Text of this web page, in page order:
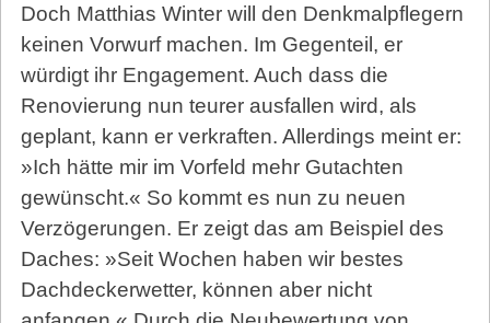
Doch Matthias Winter will den Denkmalpflegern
keinen Vorwurf machen. Im Gegenteil, er
würdigt ihr Engagement. Auch dass die
Renovierung nun teurer ausfallen wird, als
geplant, kann er verkraften. Allerdings meint er:
»Ich hätte mir im Vorfeld mehr Gutachten
gewünscht.« So kommt es nun zu neuen
Verzögerungen. Er zeigt das am Beispiel des
Daches: »Seit Wochen haben wir bestes
Dachdeckerwetter, können aber nicht